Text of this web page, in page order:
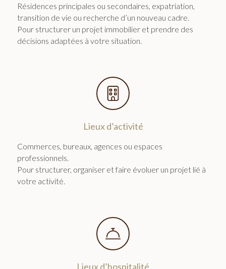
Résidences principales ou secondaires, expatriation,
transition de vie ou recherche d’un nouveau cadre.
Pour structurer un projet immobilier et prendre des
décisions adaptées à votre situation.
Lieux d’activité
Commerces, bureaux, agences ou espaces
professionnels.
Pour structurer, organiser et faire évoluer un projet lié à
votre activité.
Lieux d’hospitalité